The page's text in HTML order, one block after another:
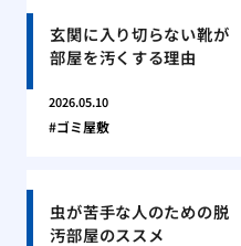
玄関に入り切らない靴が
部屋を汚くする理由
2026.05.10
ゴミ屋敷
虫が苦手な人のための脱
汚部屋のススメ